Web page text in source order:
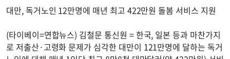
대만, 독거노인 12만명에 매년 최고 422만원 돌봄 서비스 지원
(타이베이=연합뉴스) 김철문 통신원 = 한국, 일본 등과 마찬가지
로 저출산·고령화 문제가 심각한 대만이 121만명에 달하는 독거